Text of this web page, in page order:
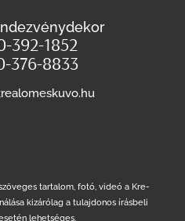
392-1852
376-8833
tartalom, fotó, videó a Kre-
kizárólag a tulajdonos írásbeli
lehetséges.